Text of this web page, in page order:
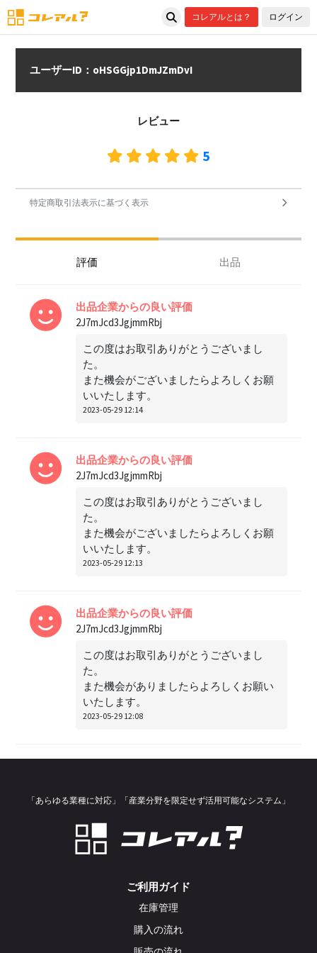
コレアルとは？ ログイン
ユーザーID：oHSGGjp1DmJZmDvI
レビュー
5
特定商取引法表示に基づく表示
評価 出品
出品企業からの良い評価
2J7mJcd3JgjmmRbj
この度はお取引ありがとうございまし
た。
また機会がございましたらよろしくお願
いいたします。
2023-05-29 12:14
出品企業からの良い評価
2J7mJcd3JgjmmRbj
この度はお取引ありがとうございまし
た。
また機会がございましたらよろしくお願
いいたします。
2023-05-29 12:13
出品企業からの良い評価
2J7mJcd3JgjmmRbj
この度はお取引ありがとうございまし
た。
また機会がありましたらよろしくお願い
いたします。
2023-05-29 12:08
「あらゆる業種に対応」「産業分野を限定せず活用可能なシステム」
ご利用ガイド
在庫管理
購入の流れ